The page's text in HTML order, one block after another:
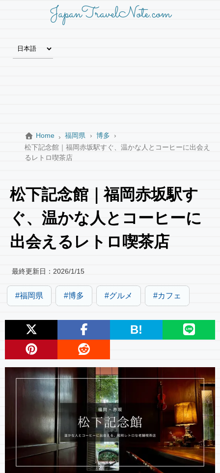
JapanTravelNote.com
Home 福岡県
博多
松下記念館｜福岡赤坂駅すぐ、温かな人とコーヒーに出会え
るレトロ喫茶店
松下記念館｜福岡赤坂駅す
ぐ、温かな人とコーヒーに
出会えるレトロ喫茶店
最終更新日： 2026/1/15
福岡県 博多 グルメ カフェ
B!